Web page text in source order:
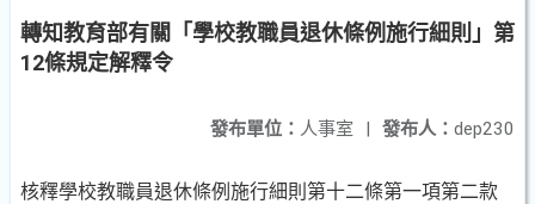
轉知教育部有關「學校教職員退休條例施行細則」第
12條規定解釋令
發布人： dep230
發布單位： 人事室 |
核釋學校教職員退休條例施行細則第十二條第一項第二款